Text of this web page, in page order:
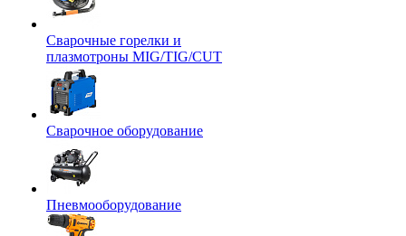
Сварочные горелки и
плазмотроны MIG/TIG/CUT
Сварочное оборудование
Пневмооборудование